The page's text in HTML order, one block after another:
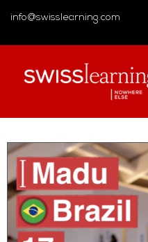
info@swisslearning.com